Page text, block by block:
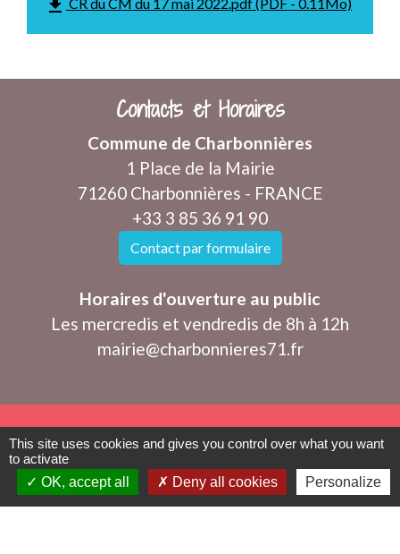
file_download
Contacts et Horaires
Commune de Charbonnières
1 Place de la Mairie
71260 Charbonnières - FRANCE
+33 3 85 36 91 90
Contact par formulaire
Horaires d'ouverture au public
Les mercredis et vendredis de 8h à 12h
mairie@charbonnieres71.fr
Mentions légales - Politique de confidentialité -
Accessibilité - Plan du site -
This site uses cookies and gives you control over what you want
to activate
OK, accept all
Deny all cookies Personalize